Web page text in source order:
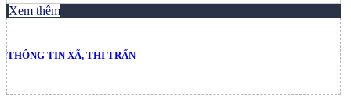
Xem thêm
THÔNG TIN XÃ, THỊ TRẤN